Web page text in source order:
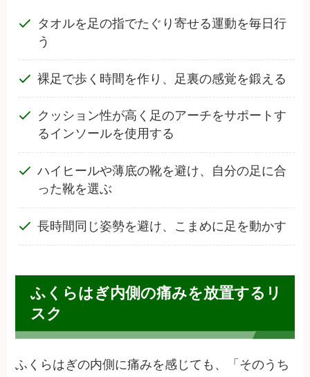
タオルを足の指でたぐり寄せる運動を毎日行
う
裸足で歩く時間を作り、足裏の感覚を鍛える
クッション性が高く足のアーチをサポートす
るインソールを使用する
ハイヒールや薄底の靴を避け、自分の足に合
った靴を選ぶ
長時間同じ姿勢を避け、こまめに足を動かす
ふくらはぎ内側の痛みを放置するリ
スク
ふくらはぎの内側に痛みを感じても、「そのうち